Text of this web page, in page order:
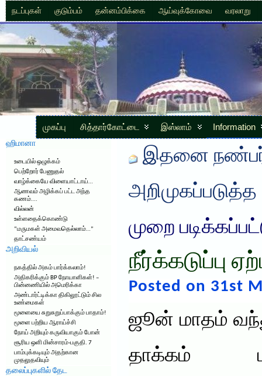
நடப்புகள் குடும்பம் தன்னம்பிக்கை ஆய்வுக்கோவை வரலாறு
முகப்பு சித்தார்கோட்டை இஸ்லாம் Information
ஹிமானா
உடையில் ஒழுக்கம்
பெற்றோர் பேணுதல்
வாழ்க்கையே விளையாட்டாய்…
ஆணவம் அழிக்கப் பட்ட அந்த
கணம்….
வில்லன்
உள்ளதைக்கொண்டு
“மருமகள் அமைவதெல்லாம்…”
தாட்சண்யம்
அறிவியல்
நகத்தில் அகம் பார்க்கலாம்!
அதிகரிக்கும் BP நோயாளிகள்! –
பின்னணியில் அமெரிக்கா
அண்டார்ட்டிக்கா திகிலூட்டும் சில
உண்மைகள்
மூளையை சுறுசுறுப்பாக்கும் பாதாம்!
மூளை பற்றிய ஆராய்ச்சி
நோய் அறியும் கருவியாகும் போன்
சூரிய ஒளி மின்சாரம்-பகுதி. 7
பாம்புக்கடியும் அதற்கான
முதலுதவியும்
தலைப்புகளில் தேட
இதனை
அறிமுகப்படுத்த
முறை
நீர்க்கடுப்பு
Posted on 31st
ஜூன் மாதம்
தாக்கம்